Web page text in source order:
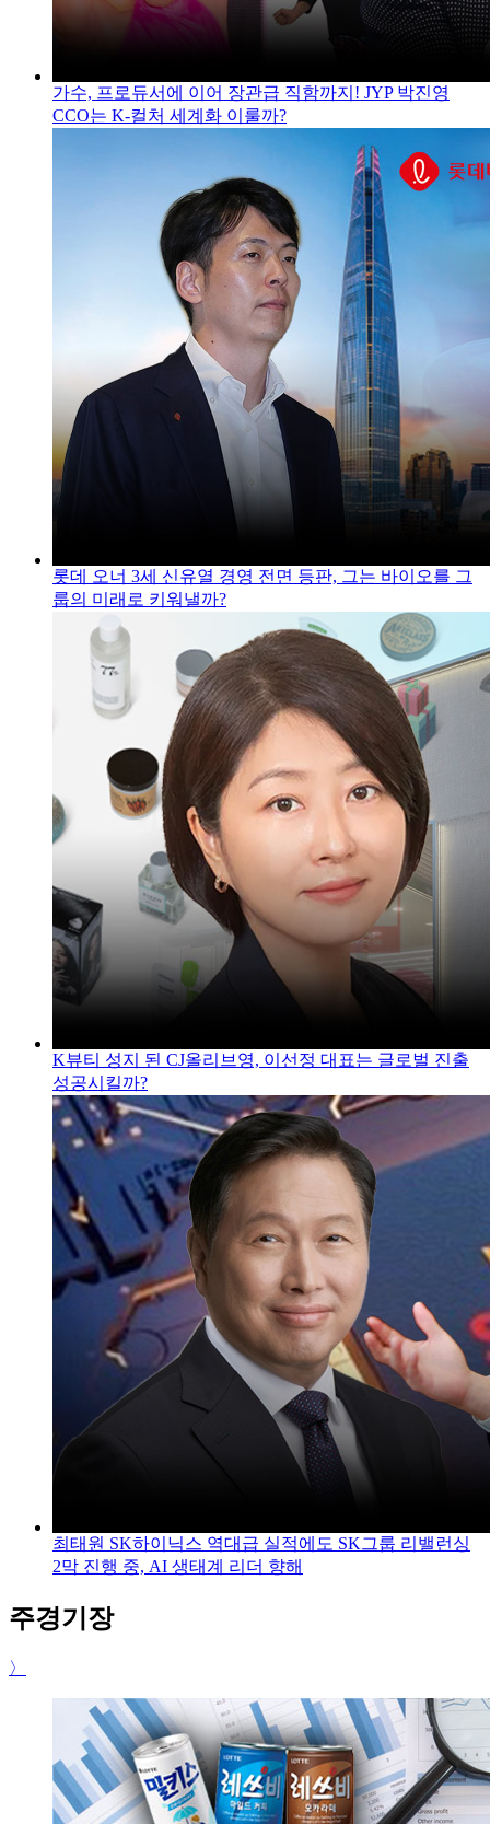
가수, 프로듀서에 이어 장관급 직함까지! JYP 박진영
CCO는 K-컬처 세계화 이룰까?
롯데 오너 3세 신유열 경영 전면 등판, 그는 바이오를 그
룹의 미래로 키워낼까?
K뷰티 성지 된 CJ올리브영, 이선정 대표는 글로벌 진출
성공시킬까?
최태원 SK하이닉스 역대급 실적에도 SK그룹 리밸런싱
2막 진행 중, AI 생태계 리더 향해
주경기장
〉